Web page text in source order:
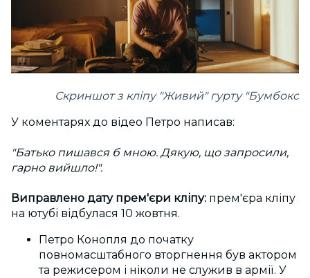
Скриншот з кліпу "Живий" гурту "Бумбокс
У коментарях до відео Петро написав:
"Батько пишався б мною. Дякую, що запросили,
гарно вийшло!".
Виправлено дату прем'єри кліпу: прем'єра кліпу
на ютубі відбулася 10 жовтня.
Петро Конопля до початку
повномасштабного вторгнення був актором
та режисером і ніколи не служив в армії. У